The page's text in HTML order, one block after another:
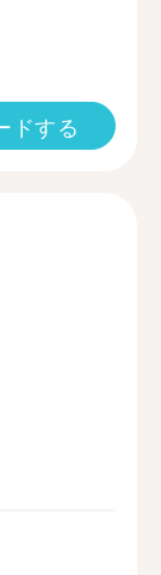
ドする